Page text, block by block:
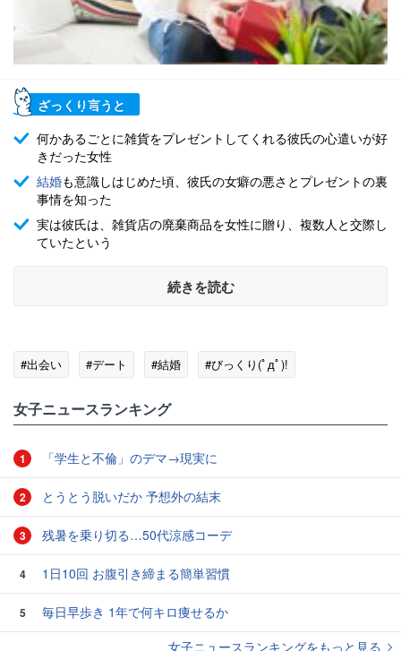
ざっくり言うと
何かあるごとに雑貨をプレゼントしてくれる彼氏の心遣いが好
きだった女性
結婚も意識しはじめた頃、彼氏の女癖の悪さとプレゼントの裏
事情を知った
実は彼氏は、雑貨店の廃棄商品を女性に贈り、複数人と交際し
ていたという
続きを読む
#出会い #デート #結婚 #びっくり(ﾟдﾟ)!
女子ニュースランキング
1 「学生と不倫」のデマ→現実に
2 とうとう脱いだか 予想外の結末
3 残暑を乗り切る…50代涼感コーデ
4 1日10回 お腹引き締まる簡単習慣
5
毎日早歩き 1年で何キロ痩せるか
女子ニュースランキングをもっと見る